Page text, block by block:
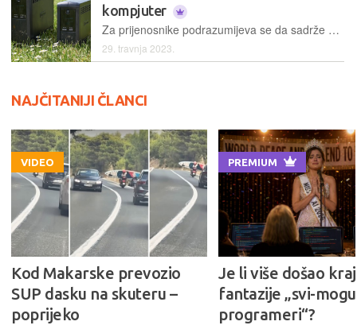
kompjuter
Za prijenosnike podrazumijeva se da sadrže bateriju, koja im primarno služi za rad na terenu od barem nekoliko sati, kad nema pristupa strujnoj utičnici, no tu je i druga prednost – u slučaju nestanka struje, nećete izgubiti ono na čemu ste trenutačno radili, a da niste spremili. Kod stolnih računala UPS-ovi rješavaju upravo taj drugi problem, ali i, ovisno o izvedbi (topologiji), mogu stabilizirati napon nestabilne električne mreže te zaštititi spojene uređaje od električnih udara i šiljaka
29. travnja 2023.
NAJČITANIJI ČLANCI
VIDEO
Kod Makarske prevozio
SUP dasku na skuteru –
poprijeko
PREMIUM
Je li više došao kraj
fantazije „svi-
programeri“?